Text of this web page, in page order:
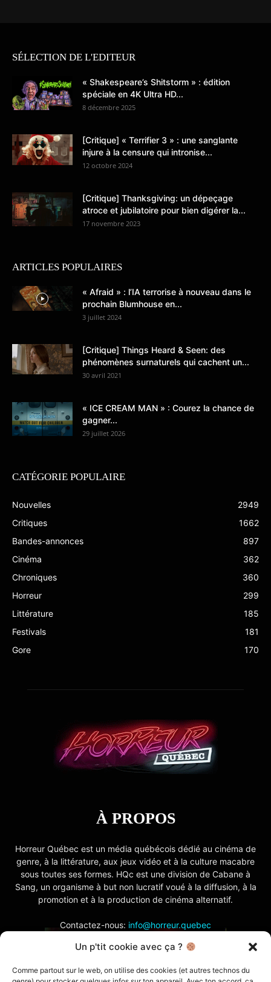
Un p'tit cookie avec ça ?
Comme partout sur le web, on utilise des cookies (et autres technos du
SÉLECTION DE L'EDITEUR
« Shakespeare’s Shitstorm » : édition
spéciale en 4K Ultra HD...
8 décembre 2025
[Critique] « Terrifier 3 » : une sanglante
injure à la censure qui intronise...
12 octobre 2024
[Critique] Thanksgiving: un dépeçage
atroce et jubilatoire pour bien digérer la...
17 novembre 2023
ARTICLES POPULAIRES
« Afraid » : l’IA terrorise à nouveau dans le
prochain Blumhouse en...
3 juillet 2024
[Critique] Things Heard & Seen: des
phénomènes surnaturels qui cachent un...
30 avril 2021
« ICE CREAM MAN » : Courez la chance de
gagner...
29 juillet 2026
CATÉGORIE POPULAIRE
Nouvelles
2949
Critiques
1662
Bandes-annonces
897
Cinéma
362
Chroniques
360
Horreur
299
Littérature
185
Festivals
181
Gore
170
À PROPOS
Horreur Québec est un média québécois dédié au cinéma de
genre, à la littérature, aux jeux vidéo et à la culture macabre
sous toutes ses formes. HQc est une division de Cabane à
Sang, un organisme à but non lucratif voué à la diffusion, à la
promotion et à la production de cinéma alternatif.
Contactez-nous: info@horreur.quebec
SUIVEZ NOUS